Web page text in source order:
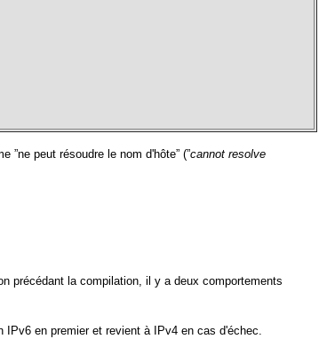
peut résoudre le nom d'hôte” (”cannot resolve
précédant la compilation, il y a deux comportements
en premier et revient à IPv4 en cas d'échec.